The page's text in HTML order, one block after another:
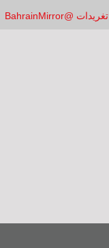
تغريدات @BahrainMirror